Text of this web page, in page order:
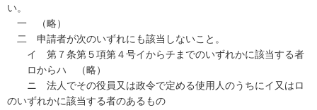
い。
一 （略）
二 申請者が次のいずれにも該当しないこと。
イ 第７条第５項第４号イからチまでのいずれかに該当する者
ロからハ （略）
ニ 法人でその役員又は政令で定める使用人のうちにイ又はロ
のいずれかに該当する者のあるもの